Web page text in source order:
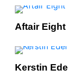
Aftair Eight
Kerstin